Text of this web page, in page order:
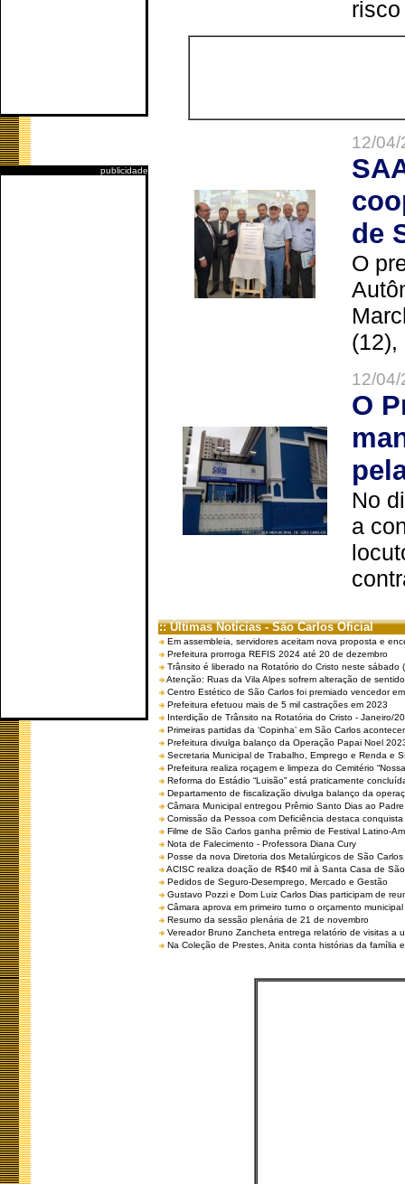
publicidade
12/
de
O
(12),
12/
O
No
a
:: Últimas Notícias - São Carlos Oficial
Em assembleia, servidores aceitam nova proposta e
Prefeitura prorroga REFIS 2024 até 20 de dezembro
Trânsito é liberado na Rotatório do Cristo neste sábado
Atenção: Ruas da Vila Alpes sofrem alteração de
Centro Estético de São Carlos foi premiado vencedor
Prefeitura efetuou mais de 5 mil castrações em 2023
Interdição de Trânsito na Rotatória do Cristo - Janeiro/
Primeiras partidas da ‘Copinha’ em São Carlos
Prefeitura divulga balanço da Operação Papai Noel
Secretaria Municipal de Trabalho, Emprego e Renda e
Prefeitura realiza roçagem e limpeza do Cemitério
Reforma do Estádio “Luisão” está praticamente
Departamento de fiscalização divulga balanço da
Câmara Municipal entregou Prêmio Santo Dias ao
Comissão da Pessoa com Deficiência destaca
Filme de São Carlos ganha prêmio de Festival Latino-
Nota de Falecimento - Professora Diana Cury
Posse da nova Diretoria dos Metalúrgicos de São
ACISC realiza doação de R$40 mil à Santa Casa de
Pedidos de Seguro-Desemprego, Mercado e Gestão
Gustavo Pozzi e Dom Luiz Carlos Dias participam de
Câmara aprova em primeiro turno o orçamento
Resumo da sessão plenária de 21 de novembro
Vereador Bruno Zancheta entrega relatório de visitas a
Na Coleção de Prestes, Anita conta histórias da família